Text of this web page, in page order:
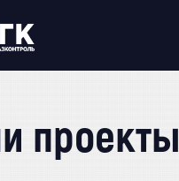
проекты